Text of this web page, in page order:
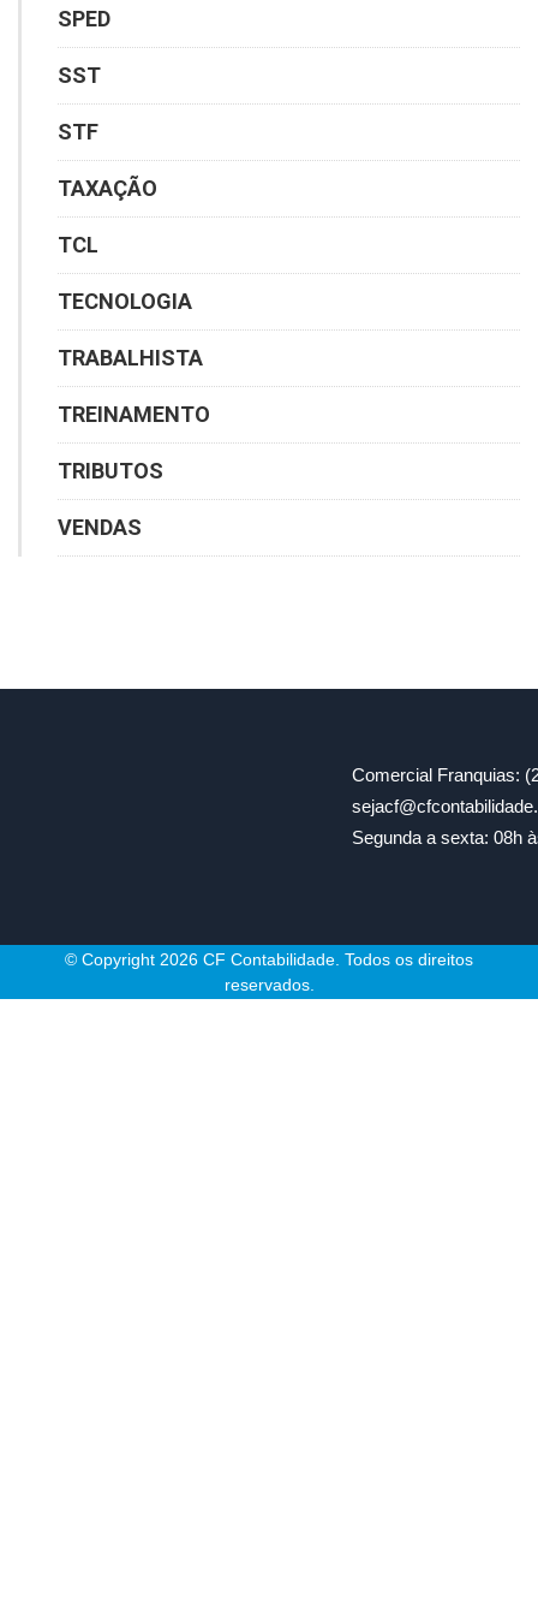
SPED
SST
STF
TAXAÇÃO
TCL
TECNOLOGIA
TRABALHISTA
TREINAMENTO
TRIBUTOS
VENDAS
Comercial Franquias:
Segunda a sexta: 08h
© Copyright 2026 CF Contabilidade. Todos os direitos
reservados.